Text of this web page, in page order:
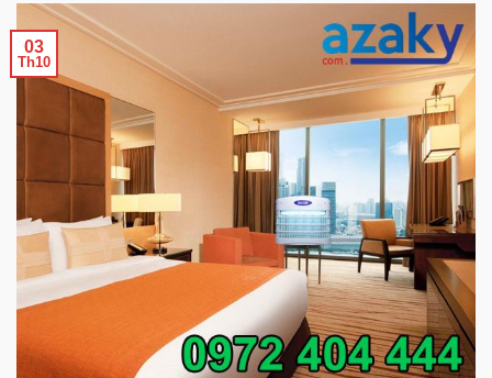
03
Th10